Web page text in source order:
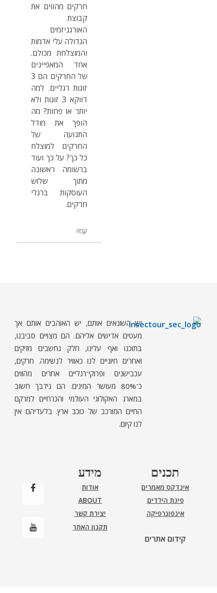
חרקים מהווים את
קבוצת
האורגניזמים
הגדולה עלי אדמות
והמוצלחת מכולם.
אחד המאפיינים
של החרקים הם 3
זוגות רגליים. למה
דווקא 3 זוגות ולא
יותר או פחות? מה
הופך את מודל
התנועה של
החרקים למוצלח
כל כך? על כך ועוד
ברשומה ראשונה
מתוך שלוש
העוסקות ברגלי
חרקים.
קרא עוד
ח
רקים - עולם קטן בגדול
חרקים, עכבישים ופרוקי רגליים בישראל. מאות מאמרים בנושאי טבע, אקולוגיה, ביולוגיה ויחסי אדם-חרקים. הפעלות ומשחקים לילדים,
יש השונאים אותם, יש האוהבים אותם אך
מעטים אדישים אליהם. הם מצויים סביבנו,
בתוכנו ואף עלינו, חלק נחשבים מזיקים
ואחרים חיוניים לנו כאוויר לנשימה. חרקים,
עכבישנים ופרוקי־רגליים אחרים מהווים
כ־80% מעושר המינים. הם נידבך חשוב
במארג האקולוגי העולמי והכרחיים למרקם
החיים המורכב של כוכב ארץ. בלעדיהם אין
לנו קיום.
תכנים
אינדקס מאמרים
פינת הילדים
אינפוגרפיקה
קידום אתרים
מידע
אודות
ABOUT
יצירת קשר
תקנון האתר